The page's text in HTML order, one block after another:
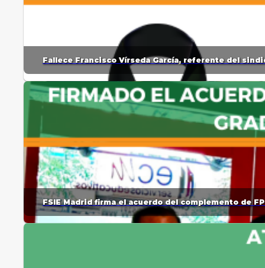
Fallece Francisco Vírseda García, referente del
FSIE Madrid firma el acuerdo del complemento de